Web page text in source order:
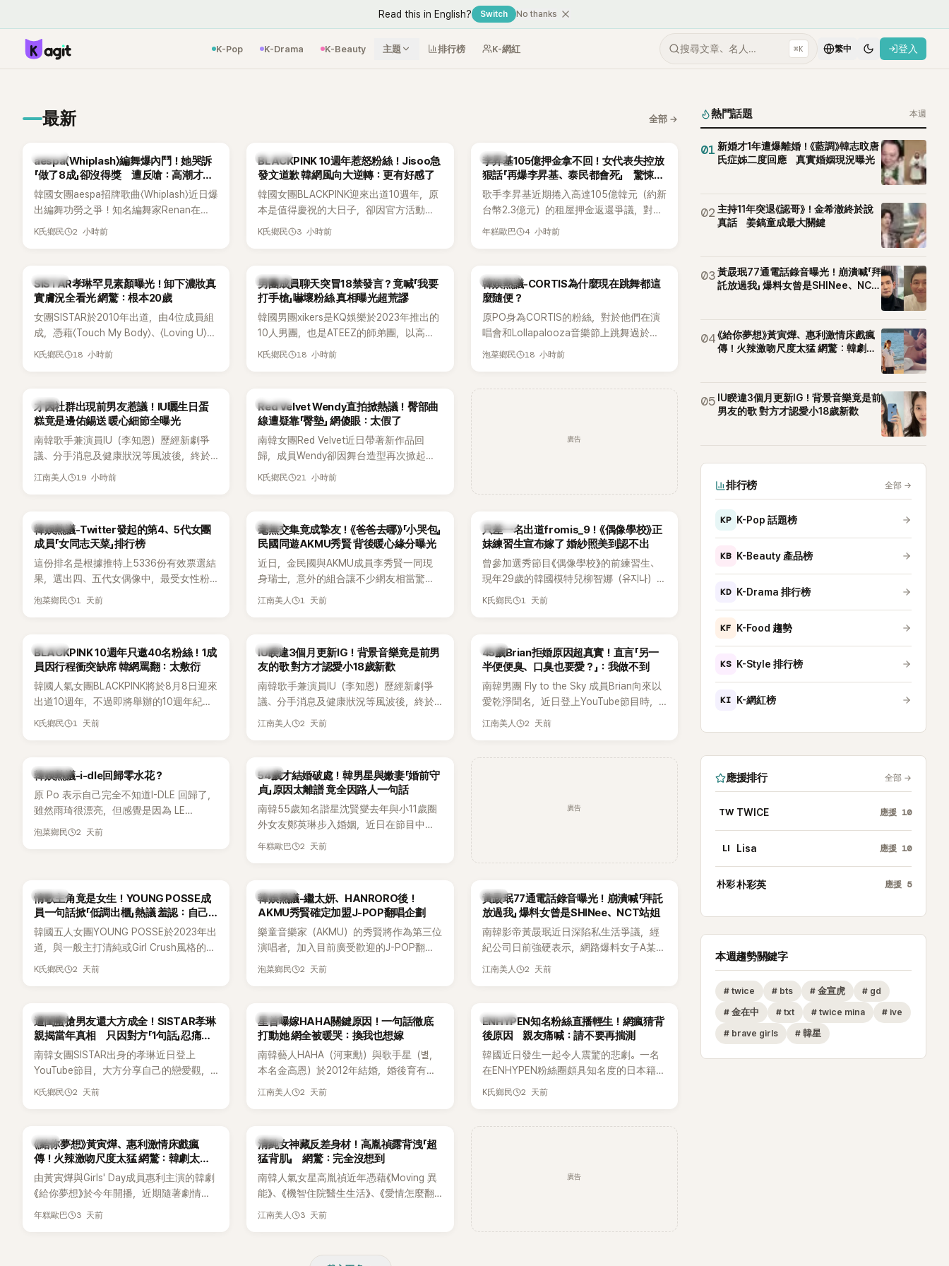
Read this in English? Switch No thanks
K-Pop K-Drama K-Beauty 主題 排行榜 K-網紅 搜尋文章、名人… ⌘K 繁中 登入
最新 全部 →
K-POP
aespa〈Whiplash〉編舞爆內鬥！她哭訴
「做了8成」卻沒得獎 遭反嗆：高潮才是
關鍵
韓國女團aespa招牌歌曲〈Whiplash〉近日爆
出編舞功勞之爭！知名編舞家Renan在
Mnet新節目《Street World Fighter：
度編舞大賞」卻由Lachica拿走，讓她至今
仍感到相當不平。
K氏鄉民 2 小時前
K-POP
BLACKPINK 10週年惹怒粉絲！Jisoo急
發文道歉 韓網風向大逆轉：更有好感了
韓國女團BLACKPINK迎來出道10週年，原
本是值得慶祝的大日子，卻因官方活動安
排引發粉絲不滿，甚至傳出有人持高爾夫
K氏鄉民 3 小時前
韓星
李昇基105億押金拿不回！女代表失控放
狠話「再爆李昇基、泰民都會死」 驚悚錄
音流出
歌手李昇基近期捲入高達105億韓元（約新
台幣2.3億元）的租屋押金返還爭議，對象
正是演藝企劃公司One Hundred Label代
部死掉」等激烈言論，引發外界譁然。
年糕歐巴 4 小時前
K-POP
SISTAR孝琳罕見素顏曝光！卸下濃妝真
實膚況全看光 網驚：根本20歲
女團SISTAR於2010年出道，由4位成員組
成，憑藉〈Touch My Body〉、〈Loving U〉、
〈Shake It〉等一連串夏日神曲紅遍亞洲，獲
的孝琳，近日在社群分享與「排球女王」金軟
景聚餐的日常，不僅展現兩人多年不變的
好交情，她幾乎素顏入鏡的真實模樣，也
意外掀起網友熱議。
K氏鄉民 18 小時前
K-POP
男團成員聊天突冒18禁發言？竟喊「我要
打手槍」嚇壞粉絲 真相曝光超荒謬
韓國男團xikers是KQ娛樂於2023年推出的
10人男團，也是ATEEZ的師弟團，以高完
成度舞台、充滿爆發力的表演及Hip-Hop
力。
K氏鄉民 18 小時前
熱議討論
韓娛熱議-CORTIS為什麼現在跳舞都這
麼隨便？
原PO身為CORTIS的粉絲，對於他們在演
唱會和Lollapalooza音樂節上跳舞過於隨
便感到不滿，認為舞蹈是他們走紅的重要
泡菜鄉民 18 小時前
韓星
才因社群出現前男友惹議！IU曬生日蛋
糕竟是邊佑錫送 暖心細節全曝光
南韓歌手兼演員IU（李知恩）歷經新劇爭
議、分手消息及健康狀況等風波後，終於
睽違3個月更新社群平台，一口氣曬出20
尖網友發現暗藏玄機，在韓網引發兩波討
論。
江南美人 19 小時前
K-POP
Red Velvet Wendy直拍掀熱議！臀部曲
線遭疑靠「臀墊」 網傻眼：太假了
南韓女團Red Velvet近日帶著新作品回
歸，成員Wendy卻因舞台造型再次掀起討
論。她日前才因暴瘦身形受到外界關注，
K氏鄉民 21 小時前
廣告
熱議討論
韓娛熱議-Twitter發起的第4、5代女團
成員「女同志天菜」排行榜
這份排名是根據推特上5336份有效票選結
果，選出四、五代女偶像中，最受女性粉
絲喜愛的成員。其中，HATS2HEARTS成
泡菜鄉民 1 天前
韓星
毫無交集竟成摯友！《爸爸去哪》「小哭包」
民國同遊AKMU秀賢 背後暖心緣分曝光
近日，金民國與AKMU成員李秀賢一同現
身瑞士，意外的組合讓不少網友相當驚
訝。兩人過去幾乎沒有公開交集，如今卻
江南美人 1 天前
K-POP
只差一名出道fromis_9！《偶像學校》正
妹練習生宣布嫁了 婚紗照美到認不出
曾參加選秀節目《偶像學校》的前練習生、
現年29歲的韓國模特兒柳智娜（유지나），
近日無預警在社群平台公開一系列婚紗
K氏鄉民 1 天前
K-POP
BLACKPINK 10週年只邀40名粉絲！1成
員因行程衝突缺席 韓網罵翻：太敷衍
韓國人氣女團BLACKPINK將於8月8日迎來
出道10週年，不過即將舉辦的10週年紀念
Meet & Greet活動，依舊無法看到四人合
絲熱議。
K氏鄉民 1 天前
韓星
IU睽違3個月更新IG！背景音樂竟是前男
友的歌 對方才認愛小18歲新歡
南韓歌手兼演員IU（李知恩）歷經新劇爭
議、分手消息及健康狀況等風波後，終於
睽違3個月更新社群平台，一口氣曬出20
音樂，意外掀起韓網討論。
江南美人 2 天前
韓星
45歲Brian拒婚原因超真實！直言「另一
半便便臭、口臭也要愛？」：我做不到
南韓男團 Fly to the Sky 成員Brian向來以
愛乾淨聞名，近日登上YouTube節目時，
再度談到自己的婚姻觀，直言無法理解「連
江南美人 2 天前
熱議討論
韓娛熱議-i-dle回歸零水花？
原 Po 表示自己完全不知道I-DLE 回歸了，
雖然雨琦很漂亮，但感覺是因為 LE
SSERAFIM 和 aespa 佔據了市場。
泡菜鄉民 2 天前
韓星
54歲才結婚破處！韓男星與嫩妻「婚前守
貞」原因太離譜 竟全因路人一句話
南韓55歲知名諧星沈賢燮去年與小11歲圈
外女友鄭英琳步入婚姻，近日在節目中分
享與妻子的戀愛故事，笑稱兩人原本想享
前一直堅守「婚前守貞」的原因之一。
年糕歐巴 2 天前
廣告
K-POP
情歌主角竟是女生！YOUNG POSSE成
員一句話掀「低調出櫃」熱議 羞認：自己
都不敢聽
韓國五人女團YOUNG POSSE於2023年出
道，與一般主打清純或Girl Crush風格的女
團不同，她們以濃厚的Hip-Hop元素、自
的音樂風格，在海外尤其是歐美市場累積
不少人氣，逐漸成為第五代女團中極具辨
識度的新生代代表之一。
K氏鄉民 2 天前
熱議討論
韓娛熱議-繼太妍、HANRORO後！
AKMU秀賢確定加盟J-POP翻唱企劃
樂童音樂家（AKMU）的秀賢將作為第三位
演唱者，加入目前廣受歡迎的J-POP翻唱
企劃。繼太妍和Hanroro之後，秀賢已獲
泡菜鄉民 2 天前
韓星
黃晸珉77通電話錄音曝光！崩潰喊「拜託
放過我」 爆料女曾是SHINee、NCT站姐
南韓影帝黃晸珉近日深陷私生活爭議，經
紀公司日前強硬表示，網路爆料女子A某涉
嫌長期跟蹤黃晸珉，已正式採取法律行
的單方面騷擾。如今，韓媒《Dispatch》再
曝光雙方77通電話的錄音內容，而A也首
度承認自己過去曾是SHINee、NCT等偶像
團體的「站姐」，事件持續延燒。
江南美人 2 天前
K-POP
遭閨蜜搶男友還大方成全！SISTAR孝琳
親揭當年真相 只因對方「1句話」忍痛放
手
南韓女團SISTAR出身的孝琳近日登上
YouTube節目，大方分享自己的戀愛觀，
更首度坦承過去曾遭最好的朋友搶走男
K氏鄉民 2 天前
韓星
星首曝嫁HAHA關鍵原因！一句話徹底
打動她 網全被暖哭：換我也想嫁
南韓藝人HAHA（河東勳）與歌手星（별，
本名金高恩）於2012年結婚，婚後育有兩
子一女，一家五口生活幸福美滿，也是韓
步入婚姻的最大理由。
江南美人 2 天前
K-POP
ENHYPEN知名粉絲直播輕生！網瘋猜背
後原因 親友痛喊：請不要再揣測
韓國近日發生一起令人震驚的悲劇。一名
在ENHYPEN粉絲圈頗具知名度的日本籍女
粉絲，日前在TikTok直播期間輕生，最終
K氏鄉民 2 天前
韓劇
《給你夢想》黃寅燁、惠利激情床戲瘋
傳！火辣激吻尺度太猛 網驚：韓劇太敢
拍
由黃寅燁與Girls' Day成員惠利主演的韓劇
《給你夢想》於今年開播，近期隨著劇情進
入高潮，男女主角的感情線快速升溫。最
年糕歐巴 3 天前
韓星
清純女神藏反差身材！高胤禎露背洩「超
猛背肌」 網驚：完全沒想到
南韓人氣女星高胤禎近年憑藉《Moving 異
能》、《機智住院醫生生活》、《愛情怎麼翻
譯？》、《努力克服自卑的我們》等多部熱門
江南美人 3 天前
廣告
熱門話題 本週
01 新婚才1年遭爆離婚！《藍調》韓志旼唐
氏症姊二度回應 真實婚姻現況曝光
02 主持11年突退《認哥》！金希澈終於說
真話 姜鎬童成最大關鍵
03黃晸珉77通電話錄音曝光！崩潰喊「拜
託放過我」 爆料女曾是SHINee、NCT
04《給你夢想》黃寅燁、惠利激情床戲瘋
傳！火辣激吻尺度太猛 網驚：韓劇太
05 IU睽違3個月更新IG！背景音樂竟是前
男友的歌 對方才認愛小18歲新歡
排行榜 全部 →
KP K-Pop 話題榜
KB K-Beauty 產品榜
KD K-Drama 排行榜
KF K-Food 趨勢
KS K-Style 排行榜
KI K-網紅榜
應援排行 全部 →
TW TWICE 應援 10
LI Lisa 應援 10
朴彩朴彩英 應援 5
本週趨勢關鍵字
# twice # bts # 金宣虎 # gd
# 金在中 # txt # twice mina # ive
# brave girls # 韓星